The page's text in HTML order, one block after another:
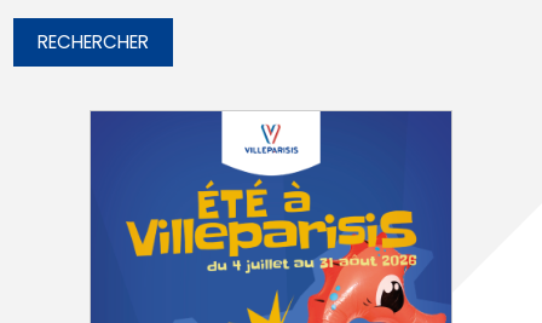
RECHERCHER